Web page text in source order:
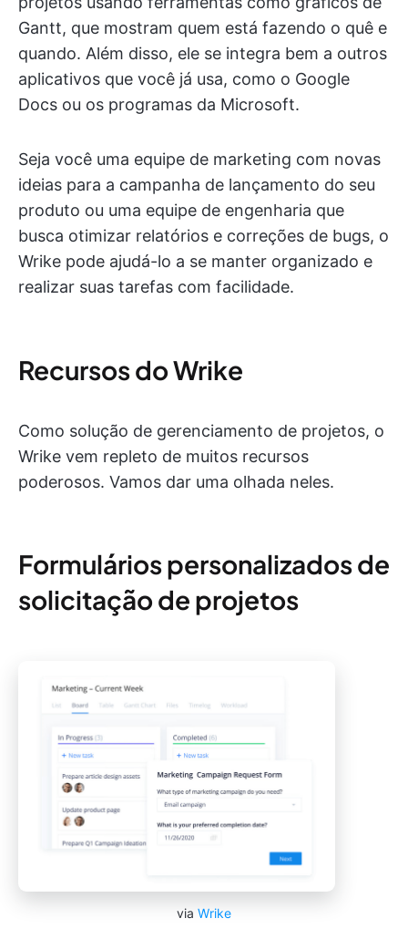
Gantt, que mostram quem está fazendo o quê e
quando. Além disso, ele se integra bem a outros
aplicativos que você já usa, como o Google
Docs ou os programas da Microsoft.
Seja você uma equipe de marketing com novas
ideias para a campanha de lançamento do seu
produto ou uma equipe de engenharia que
busca otimizar relatórios e correções de bugs, o
Wrike pode ajudá-lo a se manter organizado e
realizar suas tarefas com facilidade.
Recursos do Wrike
Como solução de gerenciamento de projetos, o
Wrike vem repleto de muitos recursos
poderosos. Vamos dar uma olhada neles.
Formulários personalizados de
solicitação de projetos
via Wrike